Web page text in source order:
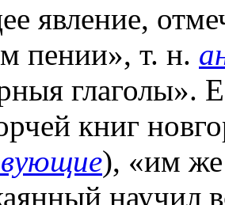
явление,
пении», т. н.
глаголы».
книг
), «им
научил